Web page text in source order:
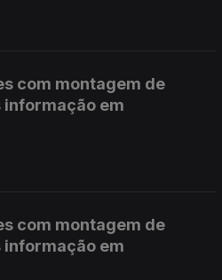
com montagem de
informação em
com montagem de
informação em